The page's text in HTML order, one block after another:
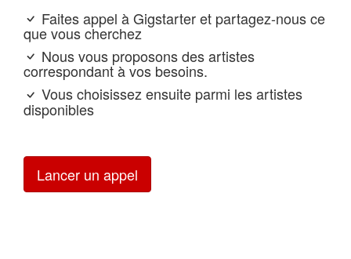
Faites appel à Gigstarter et partagez-nous ce
que vous cherchez
Nous vous proposons des artistes
correspondant à vos besoins.
Vous choisissez ensuite parmi les artistes
disponibles
Lancer un appel